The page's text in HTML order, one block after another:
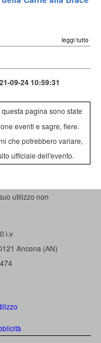
leggi tutto
09-24 10:59:31
pagina sono state
eventi e sagre, fiere.
che potrebbero variare,
ufficiale dell'evento.
utilizzo non
i.v
Ancona (AN)